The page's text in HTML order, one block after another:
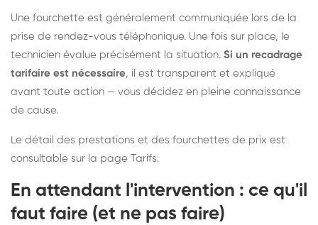
Une fourchette est généralement communiquée lors de la
prise de rendez-vous téléphonique. Une fois sur place, le
technicien évalue précisément la situation. Si un recadrage
tarifaire est nécessaire, il est transparent et expliqué
avant toute action — vous décidez en pleine connaissance
de cause.
Le détail des prestations et des fourchettes de prix est
consultable sur la page Tarifs.
En attendant l'intervention : ce qu'il
faut faire (et ne pas faire)